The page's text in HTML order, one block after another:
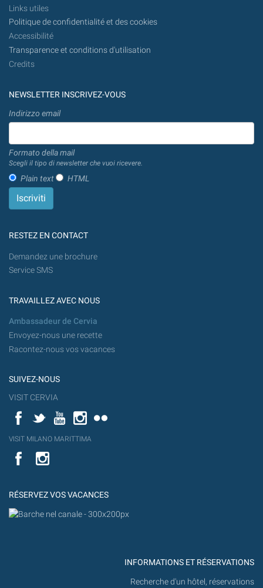
Links utiles
Politique de confidentialité et des cookies
Accessibilité
Transparence et conditions d'utilisation
Credits
NEWSLETTER INSCRIVEZ-VOUS
Indirizzo email
Formato della mail
Scegli il tipo di newsletter che vuoi ricevere.
Plain text HTML
RESTEZ EN CONTACT
Demandez une brochure
Service SMS
TRAVAILLEZ AVEC NOUS
Ambassadeur de Cervia
Envoyez-nous une recette
Racontez-nous vos vacances
SUIVEZ-NOUS
VISIT CERVIA
FacebookTwitterYouTubeInstagram
YouT
VISIT MILANO MARITTIMA
Flick
VISIT
MILANO
YouTube
RÉSERVEZ VOS VACANCES
INFORMATIONS ET RÉSERVATIONS
Recherche d'un hôtel, réservations